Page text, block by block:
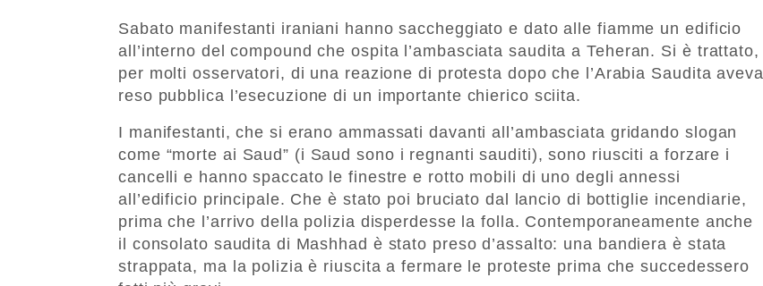
Sabato manifestanti iraniani hanno saccheggiato e dato alle fiamme un edificio
all’interno del compound che ospita l’ambasciata saudita a Teheran. Si è trattato,
per molti osservatori, di una reazione di protesta dopo che l’Arabia Saudita aveva
reso pubblica l’esecuzione di un importante chierico sciita.
I manifestanti, che si erano ammassati davanti all’ambasciata gridando slogan
come “morte ai Saud” (i Saud sono i regnanti sauditi), sono riusciti a forzare i
cancelli e hanno spaccato le finestre e rotto mobili di uno degli annessi
all’edificio principale. Che è stato poi bruciato dal lancio di bottiglie incendiarie,
prima che l’arrivo della polizia disperdesse la folla. Contemporaneamente anche
il consolato saudita di Mashhad è stato preso d’assalto: una bandiera è stata
strappata, ma la polizia è riuscita a fermare le proteste prima che succedessero